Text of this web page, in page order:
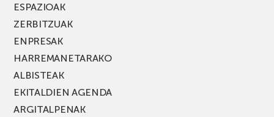
ESPAZIOAK
ZERBITZUAK
ENPRESAK
HARREMANETARAKO
ALBISTEAK
EKITALDIEN AGENDA
ARGITALPENAK